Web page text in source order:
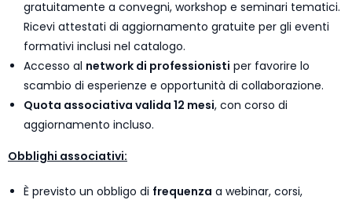
gratuitamente a convegni, workshop e seminari tematici.
Ricevi attestati di aggiornamento gratuite per gli eventi
formativi inclusi nel catalogo.
Accesso al network di professionisti per favorire lo
scambio di esperienze e opportunità di collaborazione.
Quota associativa valida 12 mesi, con corso di
aggiornamento incluso.
Obblighi associativi:
È previsto un obbligo di frequenza a webinar, corsi,